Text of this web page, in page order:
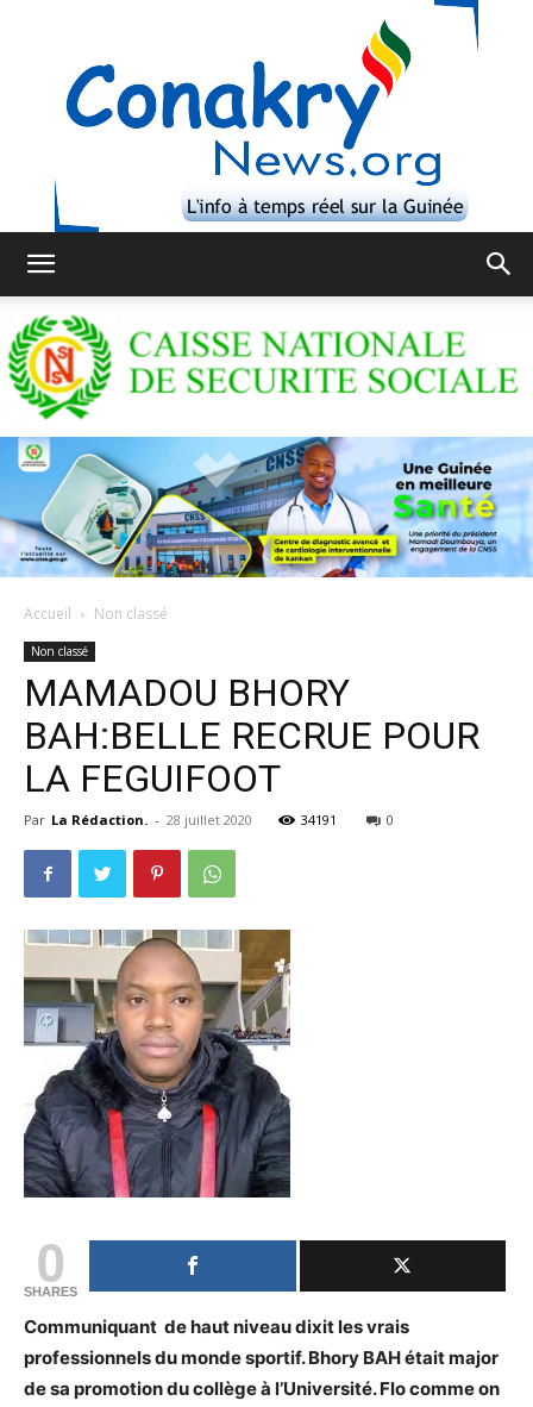
Accueil Non classé
Non classé
MAMADOU BHORY
BAH:BELLE RECRUE POUR
LA FEGUIFOOT
Par La Rédaction. - 28 juillet 2020 34191 0
0
SHARES
Communiquant de haut niveau dixit les vrais
professionnels du monde sportif. Bhory BAH était major
de sa promotion du collège à l’Université. Flo comme on